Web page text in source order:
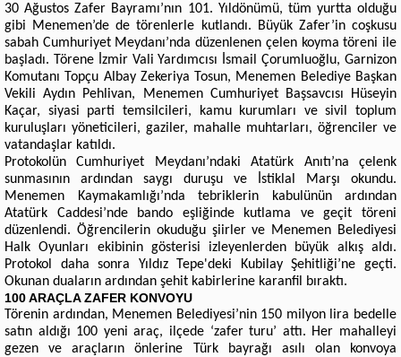
30 Ağustos Zafer Bayramı’nın 101. Yıldönümü, tüm yurtta olduğu
gibi Menemen’de de törenlerle kutlandı. Büyük Zafer’in coşkusu
sabah Cumhuriyet Meydanı’nda düzenlenen çelen koyma töreni ile
başladı. Törene İzmir Vali Yardımcısı İsmail Çorumluoğlu, Garnizon
Komutanı Topçu Albay Zekeriya Tosun, Menemen Belediye Başkan
Vekili Aydın Pehlivan, Menemen Cumhuriyet Başsavcısı Hüseyin
Kaçar, siyasi parti temsilcileri, kamu kurumları ve sivil toplum
kuruluşları yöneticileri, gaziler, mahalle muhtarları, öğrenciler ve
vatandaşlar katıldı.
Protokolün Cumhuriyet Meydanı’ndaki Atatürk Anıtı’na çelenk
sunmasının ardından saygı duruşu ve İstiklal Marşı okundu.
Menemen Kaymakamlığı’nda tebriklerin kabulünün ardından
Atatürk Caddesi’nde bando eşliğinde kutlama ve geçit töreni
düzenlendi. Öğrencilerin okuduğu şiirler ve Menemen Belediyesi
Halk Oyunları ekibinin gösterisi izleyenlerden büyük alkış aldı.
Protokol daha sonra Yıldız Tepe'deki Kubilay Şehitliği’ne geçti.
Okunan duaların ardından şehit kabirlerine karanfil bıraktı.
100 ARAÇLA ZAFER KONVOYU
Törenin ardından, Menemen Belediyesi’nin 150 milyon lira bedelle
satın aldığı 100 yeni araç, ilçede ‘zafer turu’ attı. Her mahalleyi
gezen ve araçların önlerine Türk bayrağı asılı olan konvoya